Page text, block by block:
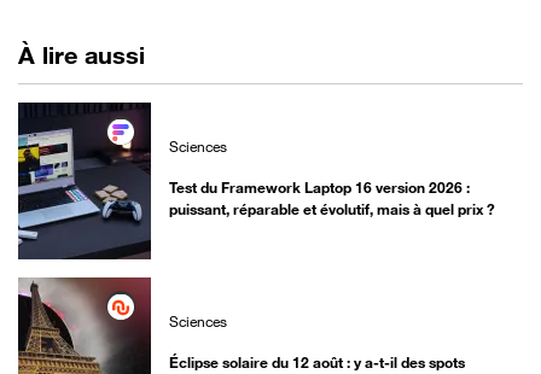
À lire aussi
Sciences
Test du Framework Laptop 16 version 2026 :
puissant, réparable et évolutif, mais à quel prix ?
Sciences
Éclipse solaire du 12 août : y a-t-il des spots